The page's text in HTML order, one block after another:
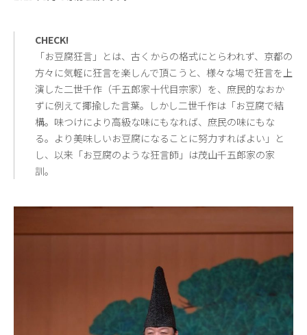
CHECK!
「お豆腐狂言」とは、古くからの格式にとらわれず、京都の
方々に気軽に狂言を楽しんで頂こうと、様々な場で狂言を上
演した二世千作（千五郎家十代目宗家）を、庶民的なおか
ずに例えて揶揄した言葉。しかし二世千作は「お豆腐で結
構。味つけにより高級な味にもなれば、庶民の味にもな
る。より美味しいお豆腐になることに努力すればよい」と
し、以来「お豆腐のような狂言師」は茂山千五郎家の家
訓。